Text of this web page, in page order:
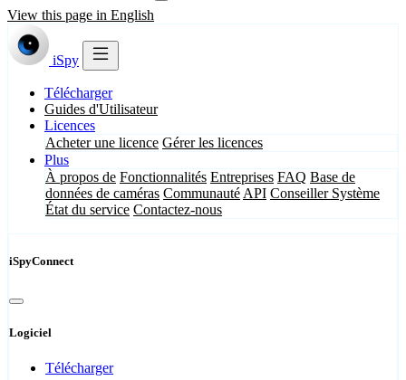
View this page in English
iSpy
Télécharger
Guides d'Utilisateur
Licences
Acheter une licence Gérer les licences
Plus
À propos de Fonctionnalités Entreprises FAQ Base de
données de caméras Communauté API Conseiller Système
État du service Contactez-nous
iSpyConnect
Logiciel
Télécharger